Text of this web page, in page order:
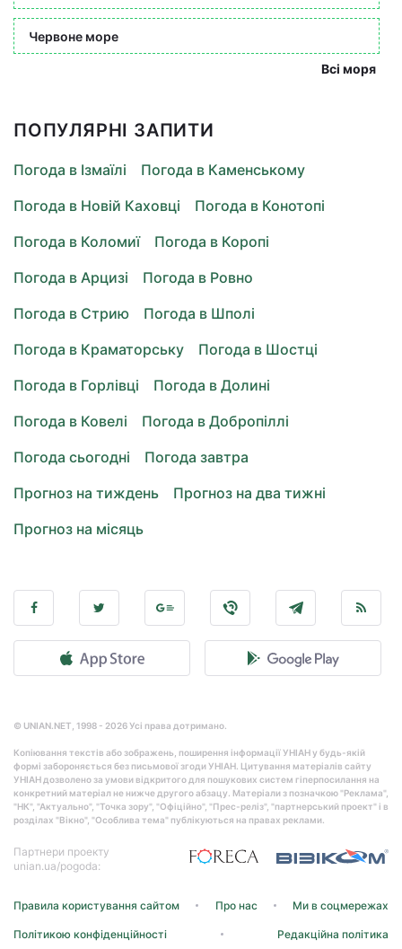
Червоне море
Всі моря
ПОПУЛЯРНІ ЗАПИТИ
Погода в Ізмаїлі
Погода в Каменському
Погода в Новій Каховці
Погода в Конотопі
Погода в Коломиї
Погода в Коропі
Погода в Арцизі
Погода в Ровно
Погода в Стрию
Погода в Шполі
Погода в Краматорську
Погода в Шостці
Погода в Горлівці
Погода в Долині
Погода в Ковелі
Погода в Добропіллі
Погода сьогодні
Погода завтра
Прогноз на тиждень
Прогноз на два тижні
Прогноз на місяць
© UNIAN.NET, 1998 - 2026 Усі права дотримано.
Копіювання текстів або зображень, поширення інформації УНІАН у будь-якій
формі забороняється без письмової згоди УНІАН. Цитування матеріалів сайту
УНІАН дозволено за умови відкритого для пошукових систем гіперпосилання на
конкретний матеріал не нижче другого абзацу. Матеріали з позначкою "Реклама",
"НК", "Актуально", "Точка зору", "Офіційно", "Прес-реліз", "партнерський проект" і в
розділах "Вікно", "Особлива тема" публікуються на правах реклами.
Партнери проекту
unian.ua/pogoda:
Правила користування сайтом Про нас Ми в соцмережах
Політикою конфіденційності Редакційна політика